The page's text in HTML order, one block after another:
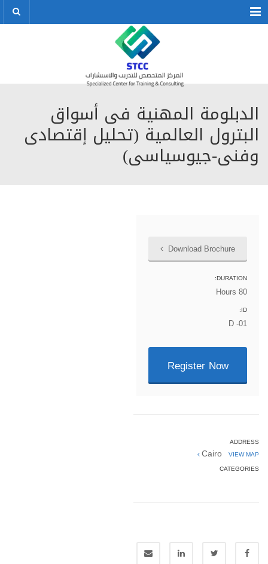
Menu
الدبلومة المهنية فى أسواق
البترول العالمية (تحليل إقتصادى
وفنى-جيوسياسى)
Download Brochure
DURATION:
80 Hours
ID:
D -01
Register Now
ADDRESS
Cairo VIEW MAP
CATEGORIES